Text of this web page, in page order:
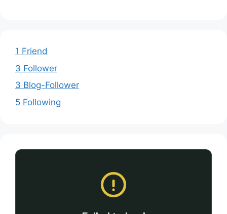
1 Friend
3 Follower
3 Blog-Follower
5 Following